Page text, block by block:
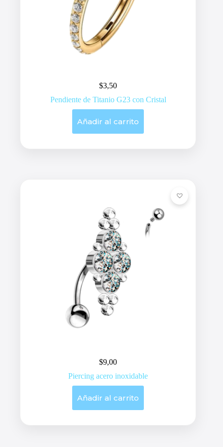
$3,50
Pendiente de Titanio G23 con Cristal
Añadir al carrito
$9,00
Piercing acero inoxidable
Añadir al carrito